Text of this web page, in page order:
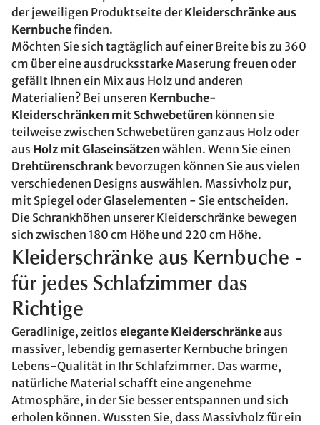
der jeweiligen Produktseite derKleiderschränke aus
Kernbuchefinden.
Möchten Sie sich tagtäglich auf einer Breite bis zu 360
cm über eine ausdrucksstarke Maserung freuen oder
gefällt Ihnen ein Mix aus Holz und anderen
Materialien? Bei unseren Kernbuche-
Kleiderschränken mit Schwebetüren können sie
teilweise zwischen Schwebetüren ganz aus Holz oder
aus Holz mit Glaseinsätzenwählen. Wenn Sie einen
Drehtürenschrank bevorzugen können Sie aus vielen
verschiedenen Designs auswählen. Massivholz pur,
mit Spiegel oder Glaselementen - Sie entscheiden.
Die Schrankhöhen unserer Kleiderschränke bewegen
sich zwischen 180 cm Höhe und 220 cm Höhe.
Kleiderschränke aus Kernbuche -
für jedes Schlafzimmer das
Richtige
Geradlinige, zeitlos elegante Kleiderschränkeaus
massiver, lebendig gemaserter Kernbuche bringen
Lebens-Qualität in Ihr Schlafzimmer. Das warme,
natürliche Material schafft eine angenehme
Atmosphäre, in der Sie besser entspannen und sich
erholen können. Wussten Sie, dass Massivholz für ein